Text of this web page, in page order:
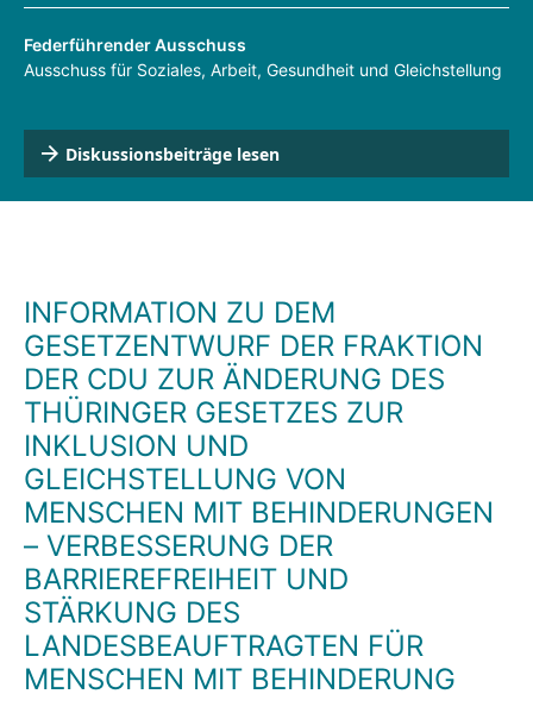
Federführender Ausschuss
Ausschuss für Soziales, Arbeit, Gesundheit und Gleichstellung
Diskussionsbeiträge lesen
INFORMATION ZU DEM
GESETZENTWURF DER FRAKTION
DER CDU ZUR ÄNDERUNG DES
THÜRINGER GESETZES ZUR
INKLUSION UND
GLEICHSTELLUNG VON
MENSCHEN MIT BEHINDERUNGEN
– VERBESSERUNG DER
BARRIEREFREIHEIT UND
STÄRKUNG DES
LANDESBEAUFTRAGTEN FÜR
MENSCHEN MIT BEHINDERUNG